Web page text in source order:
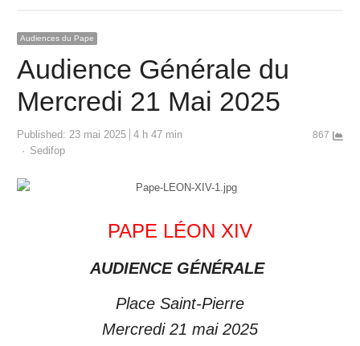
Audiences du Pape
Audience Générale du
Mercredi 21 Mai 2025
Published: 23 mai 2025
4 h 47 min
Author
Sedifop
867
PAPE LÉON XIV
AUDIENCE GÉNÉRALE
Place Saint-Pierre
Mercredi 21 mai 2025